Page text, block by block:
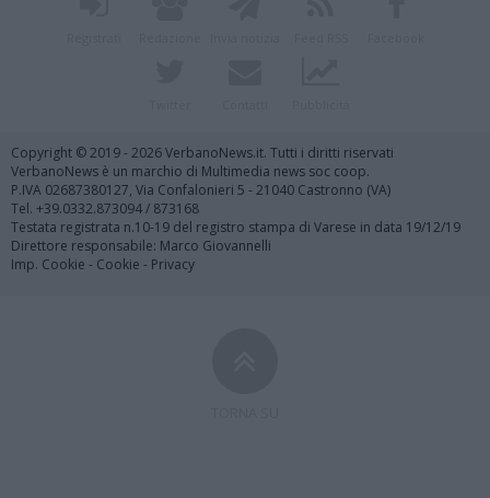
Copyright © 2019 - 2026 VerbanoNews.it. Tutti i diritti riservati
VerbanoNews è un marchio di Multimedia news soc coop.
P.IVA 02687380127, Via Confalonieri 5 - 21040 Castronno (VA)
Tel. +39.0332.873094 / 873168
Testata registrata n.10-19 del registro stampa di Varese in data 19/12/19
Direttore responsabile: Marco Giovannelli
Imp. Cookie - Cookie - Privacy